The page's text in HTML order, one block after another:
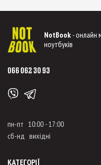
NotBook - онлайн
ноутбуків
066 062 30 93
пн-пт 10:00 - 17:00
сб-нд вихідні
КАТЕГОРІЇ